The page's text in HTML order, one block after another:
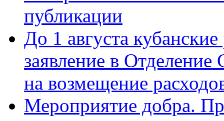
публикации
До 1 августа
заявление в
на возмещение
Мероприятие добра.